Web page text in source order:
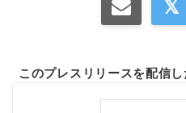
このプレスリリースを配信